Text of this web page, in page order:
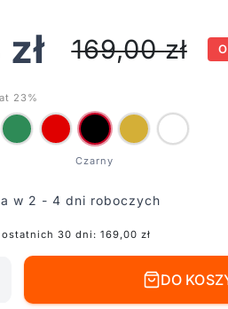
zł 169,00zł
23%
w 2 - 4 dni roboczych
ostatnich 30 dni: 169,00 zł
DO